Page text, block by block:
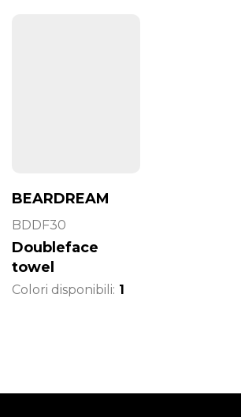
BEARDREAM
BDDF30
Doubleface
towel
Colori disponibili: 1